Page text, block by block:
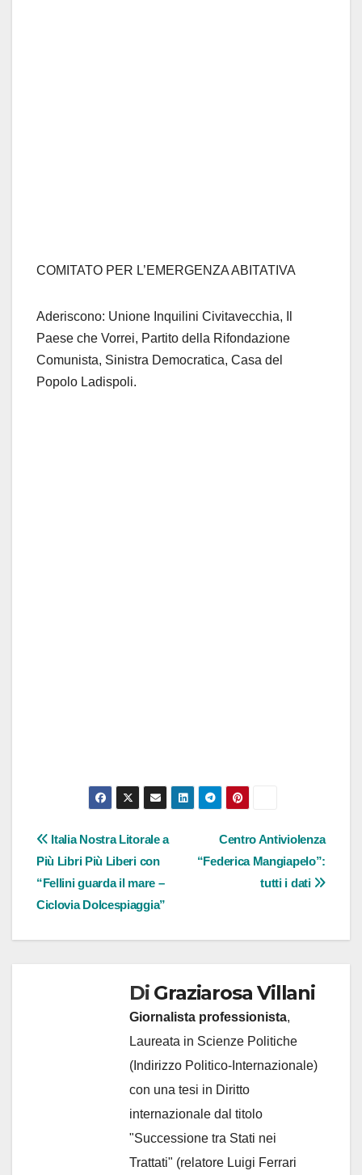
COMITATO PER L’EMERGENZA ABITATIVA
Aderiscono: Unione Inquilini Civitavecchia, Il
Paese che Vorrei, Partito della Rifondazione
Comunista, Sinistra Democratica, Casa del
Popolo Ladispoli.
Navigazione
articoli
Centro Antiviolenza
“Federica Mangiapelo”:
tutti i dati
Italia Nostra Litorale a
Più Libri Più Liberi con
“Fellini guarda il mare –
Ciclovia Dolcespiaggia”
Di Graziarosa Villani
Giornalista professionista,
Laureata in Scienze Politiche
(Indirizzo Politico-Internazionale)
con una tesi in Diritto
internazionale dal titolo
"Successione tra Stati nei
Trattati" (relatore Luigi Ferrari